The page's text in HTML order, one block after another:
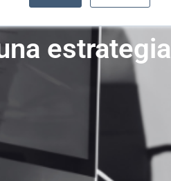
estrategia